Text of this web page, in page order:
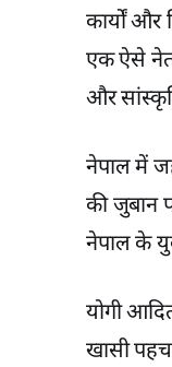
कार्यों और
एक ऐसे
और
नेपाल में
की जुबान
नेपाल के
योगी
खासी